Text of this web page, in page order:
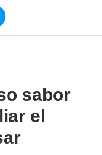
sabor
el